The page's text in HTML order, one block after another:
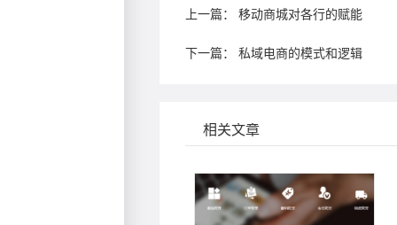
上一篇： 移动商城对各行的赋能
下一篇： 私域电商的模式和逻辑
相关文章